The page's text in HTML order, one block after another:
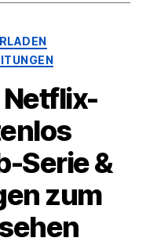
Netflix-
Serie &
zum